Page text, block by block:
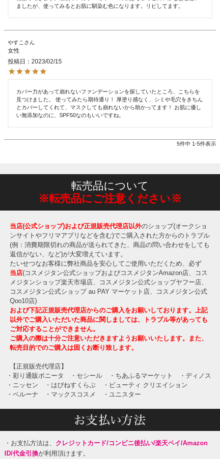
ましたが、使ってみるとお肌に馴染む色になります。リピしてます。
やすこ
女性
投稿日
2023/02/15
カバー力があって崩れないファンデーションを探していたところ、こちらを
見つけました。 使ってみたら期待通り！ 厚塗り感なく、シミや毛穴をきちん
とカバーしてくれて、マスクしても崩れないから助かってます！ お肌に優し
い無添加なのに、SPF50なのもいいですね。
5件中 1-5件表示
転売品について
※転売品にご注意ください※
当店(公式ショップ)および正規販売代理店以外のショップ(オークショ
ンサイトやフリマアプリなどを含む)でご購入された方からのトラブル
(例：消費期限切れの商品が送られてきた、商品の問い合わせをしても
返信がない、など)が大変増えています。
たいせつなお客様に弊社商品を安心してご使用いただくため、必ず
当店(コスメジタン公式ショップおよびコスメジタンAmazon店、コス
メジタンショップ楽天市場店、コスメジタン公式ショップヤフー店、
コスメジタン公式ショップ au PAY マーケット店、コスメジタン公式
Qoo10店)
および下記正規販売代理店からのご購入をお願いしております。上記
以外でご購入いただいた商品に関しましては、トラブル等があっても
ご対応することができません。
ご購入の際は十分ご注意いただきますようお願いいたします。また、
転売目的でのご購入は固くお断り致します。
【正規販売代理店】
・彩り通販ボニータ
・セシール ・ちあふるマーケット
・ディノス
・ニッセン
・はぴねすくらぶ
・ビューティ クリエイション
・ベルーナ
・マックスコスメ ・ユニスター
・お支払方法は、 クレジットカード/コンビニ後払い/楽天ペイ/Amazon
ID/代金引換が利用頂けます。